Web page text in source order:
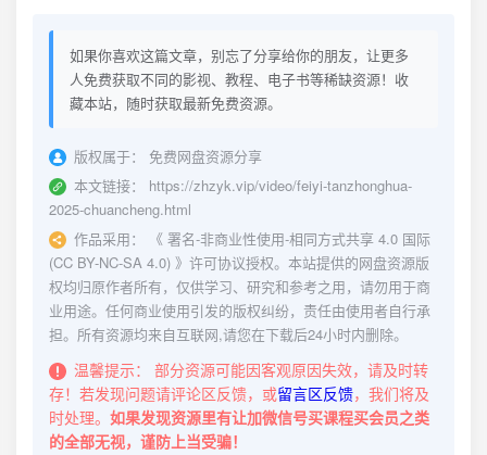
如果你喜欢这篇文章，别忘了分享给你的朋友，让更多
人免费获取不同的影视、教程、电子书等稀缺资源！收
藏本站，随时获取最新免费资源。
版权属于：
免费网盘资源分享
本文链接：
https://zhzyk.vip/video/feiyi-tanzhonghua-
2025-chuancheng.html
作品采用：
《 署名-非商业性使用-相同方式共享 4.0 国际
(CC BY-NC-SA 4.0) 》许可协议授权。本站提供的网盘资源版
权均归原作者所有，仅供学习、研究和参考之用，请勿用于商
业用途。任何商业使用引发的版权纠纷，责任由使用者自行承
担。所有资源均来自互联网,请您在下载后24小时内删除。
温馨提示：
部分资源可能因客观原因失效，请及时转
存！若发现问题请评论区反馈，或留言区反馈，我们将及
时处理。 如果发现资源里有让加微信号买课程买会员之类
的全部无视，谨防上当受骗！